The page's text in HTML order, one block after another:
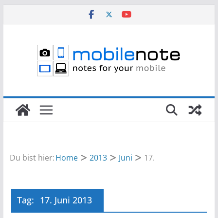
Du bist hier:Home 2013 Juni 17.
Tag: 17. Juni 2013